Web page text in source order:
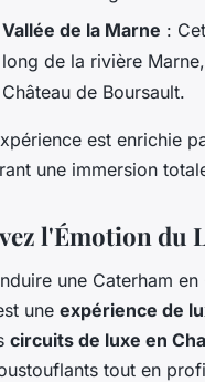
Vallée de la Marne :
long de la rivière
Château de Boursault.
est enrichie
une immersion
l'Émotion du
une Caterham
une expérience de
circuits de luxe en
tout en